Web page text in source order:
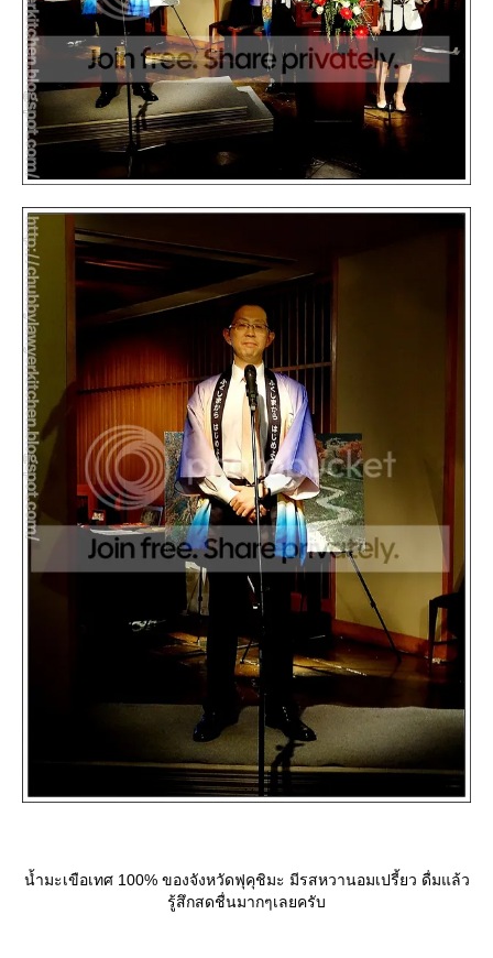
น้ำมะเขือเทศ 100% ของจังหวัดฟุคุชิมะ มีรสหวานอมเปรี้ยว ดื่มแล้ว
รู้สึกสดชื่นมากๆเลยครับ